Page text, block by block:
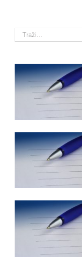
Traži...